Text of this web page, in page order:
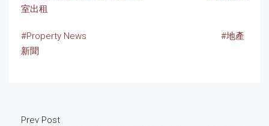
室出租
#Property News
#地產
新聞
Prev Post